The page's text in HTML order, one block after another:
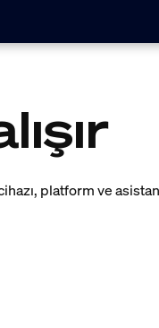
platform ve